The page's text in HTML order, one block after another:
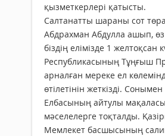
қызметкерлері қатысты.
Салтанатты шараны сот
Абдрахман Абдулла ашып, өз
біздің елімізде 1 желтоқсан
Республикасының Тұңғыш
арналған мереке ел
өтілетінін жеткізді.
Елбасының айтулы
мәселелерге тоқталды.
Мемлекет басшысының